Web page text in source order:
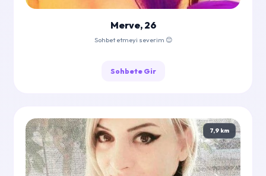
Merve, 26
Sohbet etmeyi severim 😊
Sohbete Gir
7,9 km